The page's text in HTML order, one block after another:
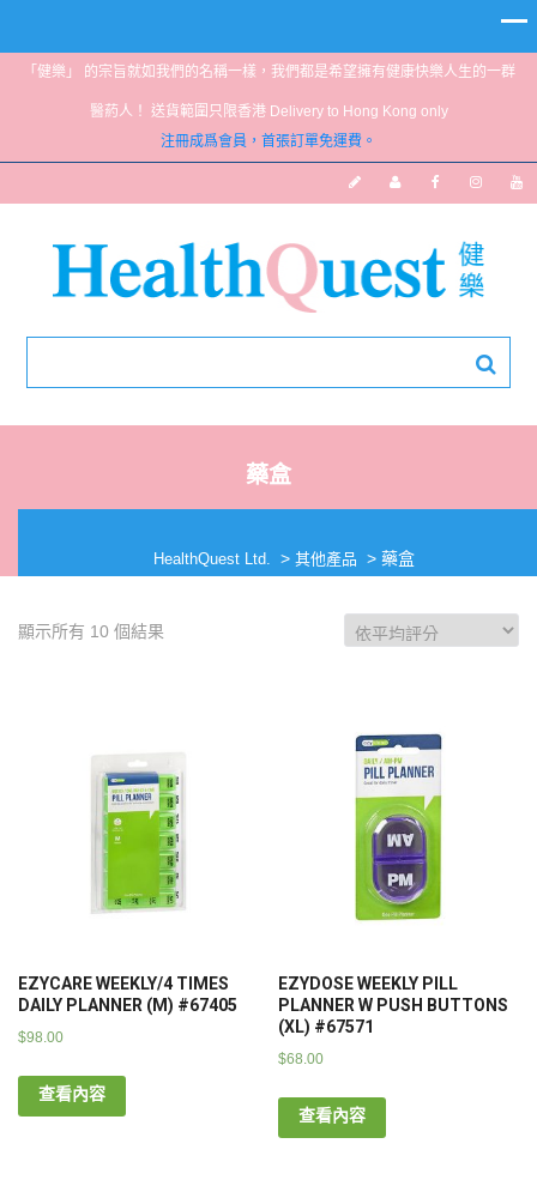
「健樂」 的宗旨就如我們的名稱一樣，我們都是希望擁有健康快樂人生的一群
醫葯人！ 送貨範圍只限香港 Delivery to Hong Kong only
注冊成爲會員，首張訂單免運費。
藥盒
HealthQuest Ltd. > 其他產品 > 藥盒
顯示所有 10 個結果
EZYCARE WEEKLY/4 TIMES
DAILY PLANNER (M) #67405
$98.00
查看內容
EZYDOSE WEEKLY PILL
PLANNER W PUSH BUTTONS
(XL) #67571
$68.00
查看內容